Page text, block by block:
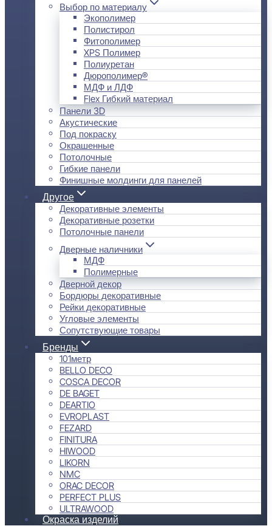
Выбор по материалу
Экополимер
Полистирол
Фитополимер
XPS Полимер
Полиуретан
Дюрополимер®
МДФ и ЛДФ
Flex Гибкий материал
Панели 3D
Акустические
Под покраску
Окрашенные
Потолочные
Гибкие панели
Финишные молдинги для панелей
Другое
Декоративные элементы
Декоративные розетки
Потолочные панели
Дверные наличники
МДФ
Полимерные
Дверной декор
Бордюры декоративные
Рейки декоративные
Угловые элементы
Сопутствующие товары
Бренды
101метр
BELLO DECO
COSCA DECOR
DE BAGET
DEARTIO
EVROPLAST
FEZARD
FINITURA
HIWOOD
LIKORN
NMC
ORAC DECOR
PERFECT PLUS
ULTRAWOOD
Окраска изделий